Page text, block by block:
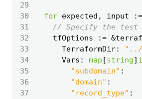
29
30
for expected , input :=
31
// Specify the test
32
tfOptions := &
33
TerraformDir:
34
Vars : map [string]
35
"subdomain" :
36
"domain" :
37
"record_type" :